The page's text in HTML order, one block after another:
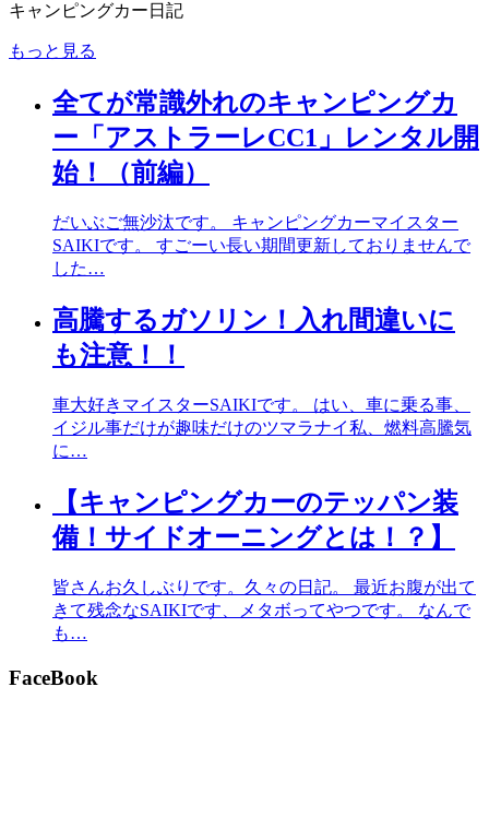
キャンピングカー日記
もっと見る
全てが常識外れのキャンピングカ
ー「アストラーレCC1」レンタル開
始！（前編）
だいぶご無沙汰です。 キャンピングカーマイスター
SAIKIです。 すごーい長い期間更新しておりませんで
した…
高騰するガソリン！入れ間違いに
も注意！！
車大好きマイスターSAIKIです。 はい、車に乗る事、
イジル事だけが趣味だけのツマラナイ私、燃料高騰気
に…
【キャンピングカーのテッパン装
備！サイドオーニングとは！？】
皆さんお久しぶりです。久々の日記。 最近お腹が出て
きて残念なSAIKIです、メタボってやつです。 なんで
も…
FaceBook